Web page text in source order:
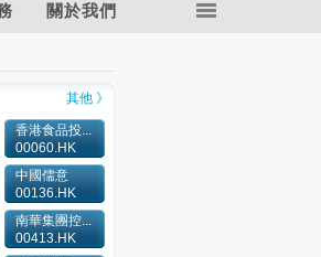
關於我們
其他 》
香港食品投...
00060.HK
中國儒意
00136.HK
南華集團控...
00413.HK